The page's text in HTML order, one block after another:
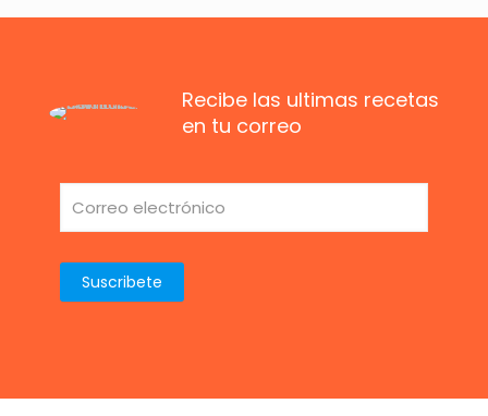
Recibe las ultimas recetas
en tu correo